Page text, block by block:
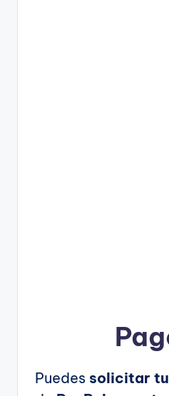
Puedes solicitar